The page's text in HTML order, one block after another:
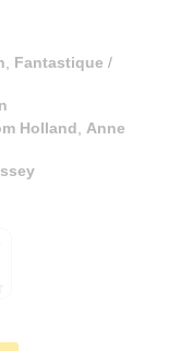
Fantastique /
Holland
Anne